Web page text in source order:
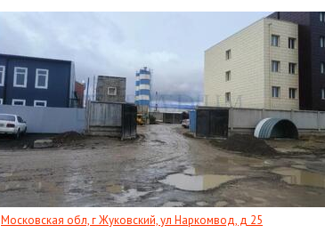
Московская обл, г Жуковский, ул Наркомвод, д 25